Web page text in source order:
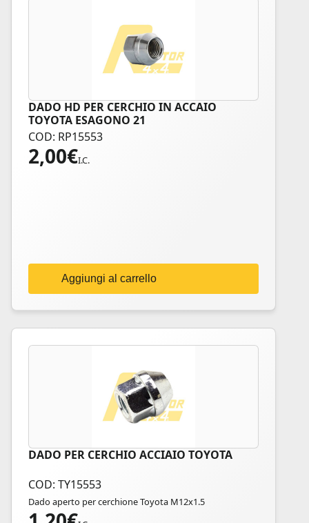
DADO HD PER CERCHIO IN ACCAIO
TOYOTA ESAGONO 21
COD: RP15553
2,00€I.C.
Aggiungi al carrello
DADO PER CERCHIO ACCIAIO TOYOTA
COD: TY15553
Dado aperto per cerchione Toyota M12x1.5